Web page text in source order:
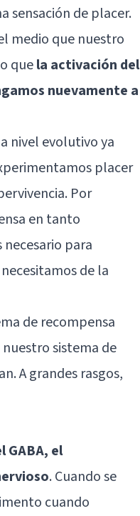
sensación de placer.
medio que nuestro
quela activación del
nuevamente a
nivel evolutivo ya
placer
Por
en tanto
para
de la
de recompensa
sistema de
A grandes rasgos,
el
. Cuando se
cuando